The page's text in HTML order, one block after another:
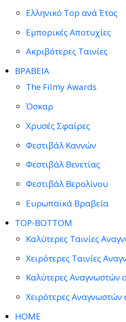
Ελληνικό Top ανά Έτος
Εμπορικές Αποτυχίες
Ακριβότερες Ταινίες
ΒΡΑΒΕΙΑ
The Filmy Awards
Όσκαρ
Χρυσές Σφαίρες
Φεστιβάλ Καννών
Φεστιβάλ Βενετίας
Φεστιβάλ Βερολίνου
Ευρωπαϊκά Βραβεία
TOP-BOTTOM
Καλύτερες Ταινίες
Χειρότερες Ταινίες
Καλύτερες Αναγνωστών
Χειρότερες Αναγνωστών
HOME